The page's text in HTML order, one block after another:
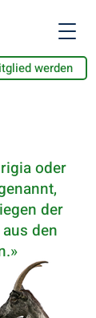
werden
oder
der
den